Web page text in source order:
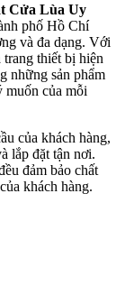
Cửa Lùa Uy
phố Hồ Chí
và đa dạng. Với
thiết bị hiện
những sản phẩm
muốn của mỗi
của khách hàng,
lắp đặt tận nơi.
đảm bảo chất
khách hàng.